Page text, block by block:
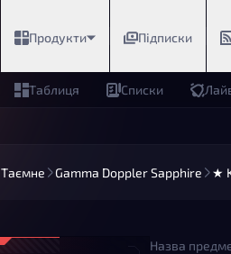
Продукти Підписки
Таблиця Списки
Таємне Gamma Doppler Sapphire ★
Назва